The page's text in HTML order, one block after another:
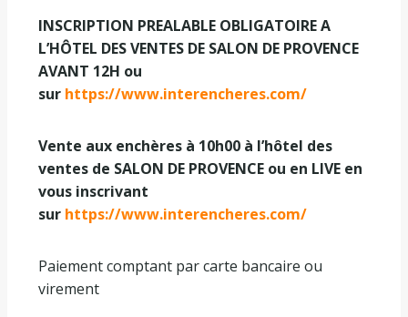
INSCRIPTION PREALABLE OBLIGATOIRE A
L’HÔTEL DES VENTES DE SALON DE PROVENCE
AVANT 12H ou
sur https://www.interencheres.com/
Vente aux enchères à 10h00 à l’hôtel des
ventes de SALON DE PROVENCE ou en LIVE en
vous inscrivant
sur https://www.interencheres.com/
Paiement comptant par carte bancaire ou
virement